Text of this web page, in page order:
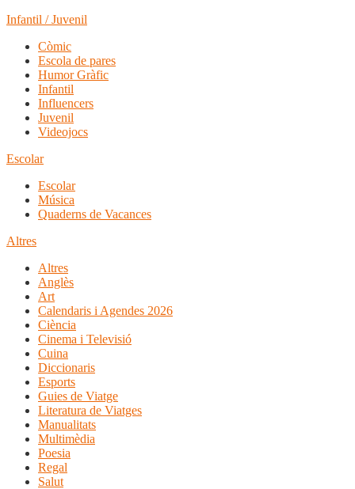
Infantil / Juvenil
Còmic
Escola de pares
Humor Gràfic
Infantil
Influencers
Juvenil
Videojocs
Escolar
Escolar
Música
Quaderns de Vacances
Altres
Altres
Anglès
Art
Calendaris i Agendes 2026
Ciència
Cinema i Televisió
Cuina
Diccionaris
Esports
Guies de Viatge
Literatura de Viatges
Manualitats
Multimèdia
Poesia
Regal
Salut